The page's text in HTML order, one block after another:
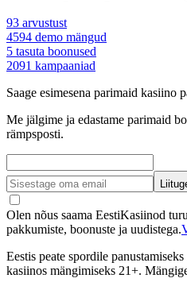
93 arvustust
4594 demo mängud
5 tasuta boonused
2091 kampaaniad
Saage esimesena parimaid kasiino
Me jälgime ja edastame parimaid
rämpsposti.
Olen nõus saama EestiKasiinod
pakkumiste, boonuste ja uudistega.
Eestis peate spordile
kasiinos mängimiseks 21+.